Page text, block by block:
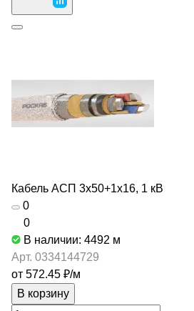
Кабель АСП 3х50+1х16, 1 кВ
0
0
В наличии: 4492 м
Арт. 0334144729
от 572.45 ₽/м
В корзину